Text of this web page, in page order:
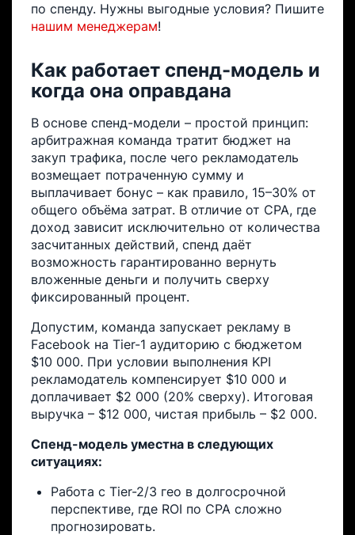
по спенду. Нужны выгодные условия? Пишите
нашим менеджерам!
Как работает спенд-модель и
когда она оправдана
В основе спенд-модели – простой принцип:
арбитражная команда тратит бюджет на
закуп трафика, после чего рекламодатель
возмещает потраченную сумму и
выплачивает бонус – как правило, 15–30% от
общего объёма затрат. В отличие от CPA, где
доход зависит исключительно от количества
засчитанных действий, спенд даёт
возможность гарантированно вернуть
вложенные деньги и получить сверху
фиксированный процент.
Допустим, команда запускает рекламу в
Facebook на Tier-1 аудиторию с бюджетом
$10 000. При условии выполнения KPI
рекламодатель компенсирует $10 000 и
доплачивает $2 000 (20% сверху). Итоговая
выручка – $12 000, чистая прибыль – $2 000.
Спенд-модель уместна в следующих
ситуациях:
Работа с Tier-2/3 гео в долгосрочной
перспективе, где ROI по CPA сложно
прогнозировать.